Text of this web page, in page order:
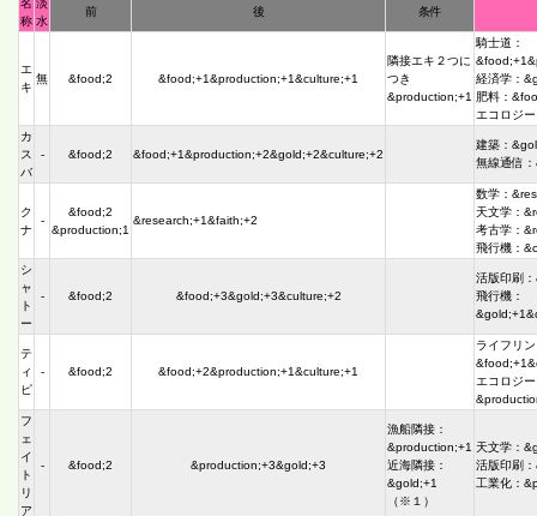
名
称
淡
水
前 後 条件
エ
キ
無 &food;2 &food;+1&production;+1&culture;+1
隣接エキ２つに
つき
&production;+1
騎士道：
経済学：
肥料：
エコロジ
カ
ス
バ
- &food;2 &food;+1&production;+2&gold;+2&culture;+2
建築：
無線通信
ク
ナ
-
&food;2
&production;1
&research;+1&faith;+2
数学：
天文学：
考古学：
飛行機：
シ
ャ
ト
ー
- &food;2 &food;+3&gold;+3&culture;+2
活版印刷
飛行機：
テ
ィ
ピ
- &food;2 &food;+2&production;+1&culture;+1
ライフリ
エコロジ
フ
ェ
イ
ト
リ
ア
- &food;2 &production;+3&gold;+3
漁船隣接：
&production;+1
近海隣接：
&gold;+1
（※１）
天文学：
活版印刷
工業化：